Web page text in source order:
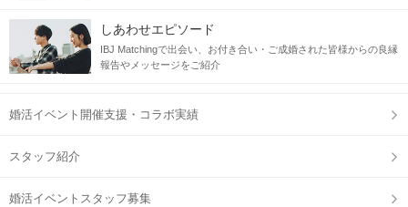
しあわせエピソード
IBJ Matchingで出会い、お付き合い・ご成婚された皆様からの良縁
報告やメッセージをご紹介
婚活イベント開催支援・コラボ実績
スタッフ紹介
婚活イベントスタッフ募集